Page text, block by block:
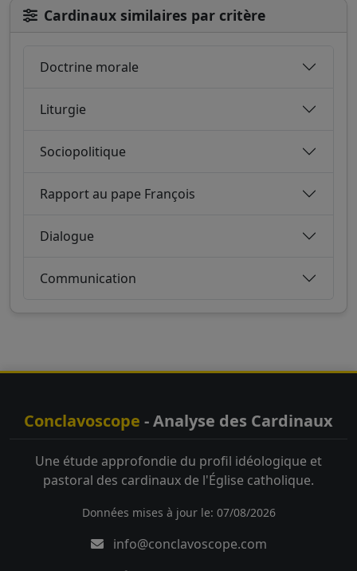
Cardinaux similaires par critère
Doctrine morale
Liturgie
Sociopolitique
Rapport au pape François
Dialogue
Communication
Conclavoscope - Analyse des Cardinaux
Une étude approfondie du profil idéologique et
pastoral des cardinaux de l'Église catholique.
Données mises à jour le: 07/08/2026
info@conclavoscope.com